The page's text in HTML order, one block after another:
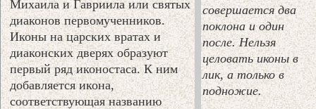
совершается два
поклона и один
после. Нельзя
целовать иконы в
лик, а только в
подножие.
Михаила и Гавриила или святых
диаконов первомученников.
Иконы на царских вратах и
диаконских дверях образуют
первый ряд иконостаса. К ним
добавляется икона,
соответствующая названию